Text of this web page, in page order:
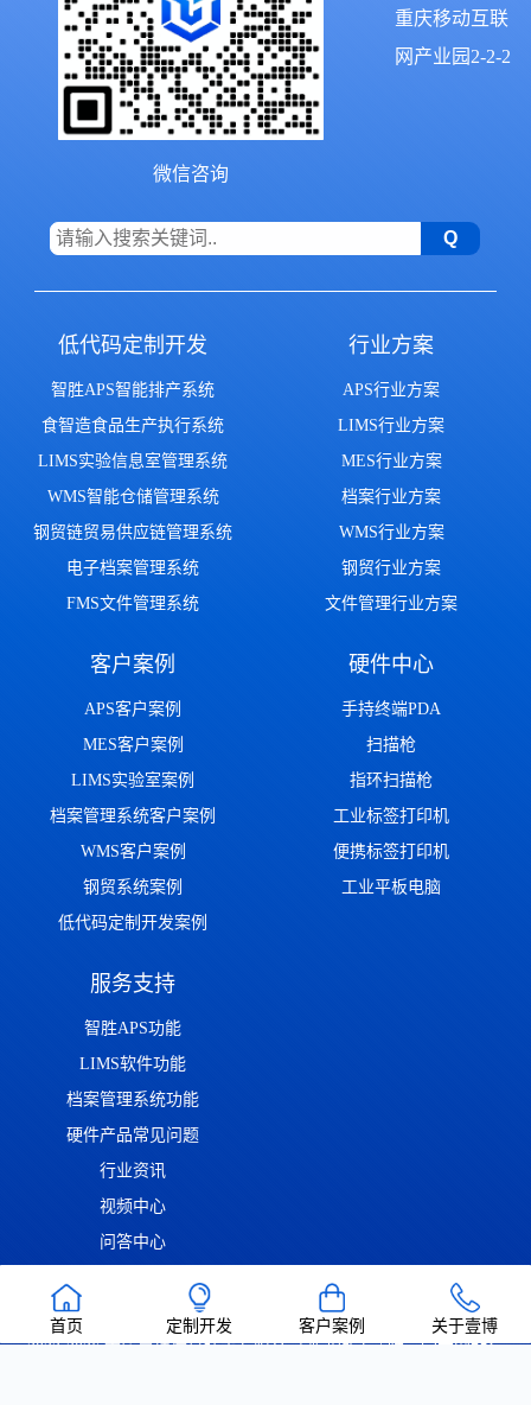
首页 定制开发 客户案例 关于壹博
微信咨询
重庆移动互联
网产业园2-2-2
低代码定制开发
智胜APS智能排产系统
食智造食品生产执行系统
LIMS实验信息室管理系统
WMS智能仓储管理系统
钢贸链贸易供应链管理系统
电子档案管理系统
FMS文件管理系统
行业方案
APS行业方案
LIMS行业方案
MES行业方案
档案行业方案
WMS行业方案
钢贸行业方案
文件管理行业方案
客户案例
APS客户案例
MES客户案例
LIMS实验室案例
档案管理系统客户案例
WMS客户案例
钢贸系统案例
低代码定制开发案例
硬件中心
手持终端PDA
扫描枪
指环扫描枪
工业标签打印机
便携标签打印机
工业平板电脑
服务支持
智胜APS功能
LIMS软件功能
档案管理系统功能
硬件产品常见问题
行业资讯
视频中心
问答中心
渝ICP备2022014306号 渝公网安备50011302001126号 | Copyright ©
2022-2026 重庆壹博信息技术有限公司 版权所有 | 唯一官方网站：